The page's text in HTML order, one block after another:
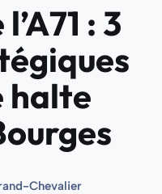
: 3
halte
Chevalier